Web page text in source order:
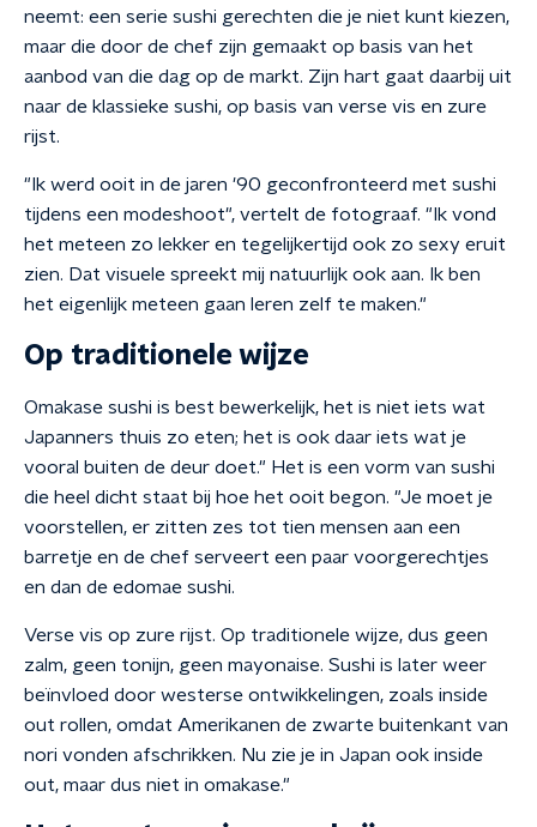
neemt: een serie sushi gerechten die je niet kunt kiezen,
maar die door de chef zijn gemaakt op basis van het
aanbod van die dag op de markt. Zijn hart gaat daarbij uit
naar de klassieke sushi, op basis van verse vis en zure
rijst.
"Ik werd ooit in de jaren '90 geconfronteerd met sushi
tijdens een modeshoot", vertelt de fotograaf. "Ik vond
het meteen zo lekker en tegelijkertijd ook zo sexy eruit
zien. Dat visuele spreekt mij natuurlijk ook aan. Ik ben
het eigenlijk meteen gaan leren zelf te maken."
Op traditionele wijze
Omakase sushi is best bewerkelijk, het is niet iets wat
Japanners thuis zo eten; het is ook daar iets wat je
vooral buiten de deur doet." Het is een vorm van sushi
die heel dicht staat bij hoe het ooit begon. "Je moet je
voorstellen, er zitten zes tot tien mensen aan een
barretje en de chef serveert een paar voorgerechtjes
en dan de edomae sushi.
Verse vis op zure rijst. Op traditionele wijze, dus geen
zalm, geen tonijn, geen mayonaise. Sushi is later weer
beïnvloed door westerse ontwikkelingen, zoals inside
out rollen, omdat Amerikanen de zwarte buitenkant van
nori vonden afschrikken. Nu zie je in Japan ook inside
out, maar dus niet in omakase."